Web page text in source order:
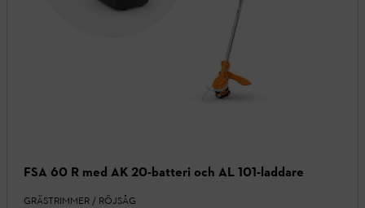
FSA 60 R med AK 20-batteri och AL 101-laddare
GRÄSTRIMMER / RÖJSÅG